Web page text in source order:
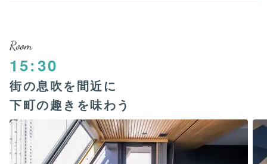
Room
15:30
街の息吹を間近に
下町の趣きを味わう